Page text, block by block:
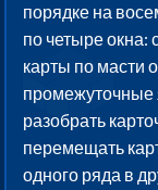
порядке на
по четыре окна:
карты по масти
промежуточные
разобрать
перемещать
одного ряда в